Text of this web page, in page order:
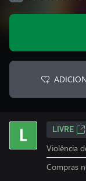
LIVRE
Violência
Compras